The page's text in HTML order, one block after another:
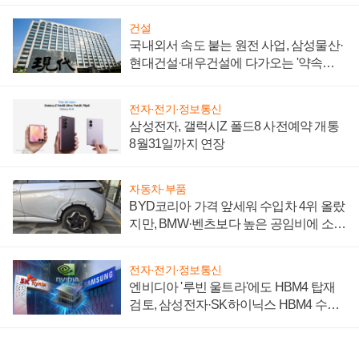
건설
국내외서 속도 붙는 원전 사업, 삼성물산·
현대건설·대우건설에 다가오는 '약속의
전자·전기·정보통신
삼성전자, 갤럭시Z 폴드8 사전예약 개통
8월31일까지 연장
자동차·부품
BYD코리아 가격 앞세워 수입차 4위 올랐
지만, BMW·벤츠보다 높은 공임비에 소비
전자·전기·정보통신
엔비디아 '루빈 울트라'에도 HBM4 탑재
검토, 삼성전자·SK하이닉스 HBM4 수율